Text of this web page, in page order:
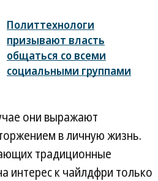
Политтехнологи
призывают власть
общаться со всеми
социальными группами
они выражают
в личную жизнь.
традиционные
интерес к чайлдфри только